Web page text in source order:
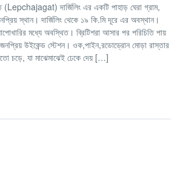
দার্জিলিং এর একটি পাহাড় ঘেরা গ্রাম,
স্থান। দার্জিলিং থেকে ১৯ কি.মি দূরে এর অবস্থান।
মধ্যে অবস্থিত। ব্রিটিশরা আসার পর পরিচিতি পায়
উইকেন্ড স্টেশন। ওক,পাইন,রডোড্রোন মোড়া রাস্তার
চড়ে, যা মাঝেমাঝেই ঢেকে দেয় […]